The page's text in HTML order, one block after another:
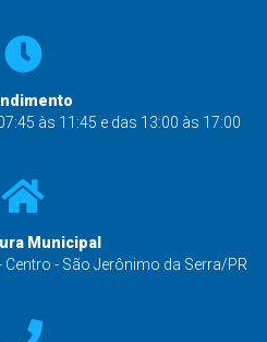
às 11:45 e das 13:00 às 17:00
Municipal
- São Jerônimo da Serra/PR